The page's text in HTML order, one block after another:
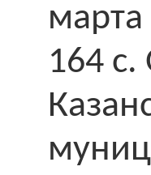
164 с.